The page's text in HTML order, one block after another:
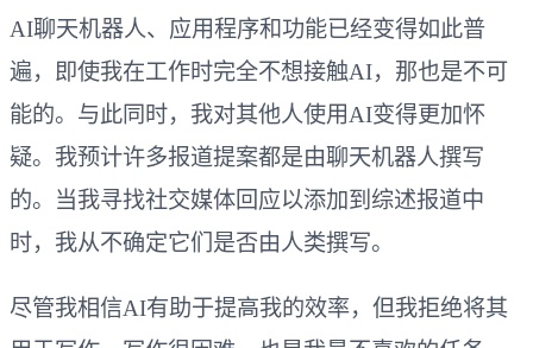
AI聊天机器人、应用程序和功能已经变得如此普
遍，即使我在工作时完全不想接触AI，那也是不可
能的。与此同时，我对其他人使用AI变得更加怀
疑。我预计许多报道提案都是由聊天机器人撰写
的。当我寻找社交媒体回应以添加到综述报道中
时，我从不确定它们是否由人类撰写。
尽管我相信AI有助于提高我的效率，但我拒绝将其